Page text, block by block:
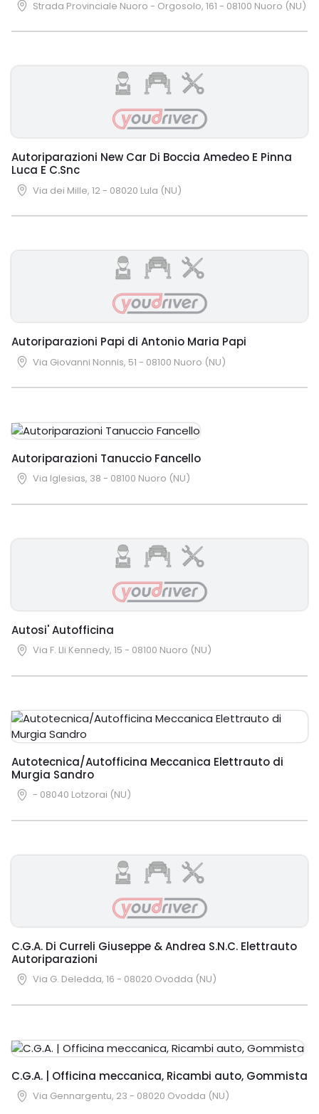
Strada Provinciale Nuoro - Orgosolo, 161 - 08100 Nuoro (NU)
Autoriparazioni New Car Di Boccia Amedeo E Pinna
Luca E C.Snc
Via dei Mille, 12 - 08020 Lula (NU)
Autoriparazioni Papi di Antonio Maria Papi
Via Giovanni Nonnis, 51 - 08100 Nuoro (NU)
Autoriparazioni Tanuccio Fancello
Via Iglesias, 38 - 08100 Nuoro (NU)
Autosi' Autofficina
Via F. Lli Kennedy, 15 - 08100 Nuoro (NU)
Autotecnica/Autofficina Meccanica Elettrauto di
Murgia Sandro
- 08040 Lotzorai (NU)
C.G.A. Di Curreli Giuseppe & Andrea S.N.C. Elettrauto
Autoriparazioni
Via G. Deledda, 16 - 08020 Ovodda (NU)
C.G.A. | Officina meccanica, Ricambi auto, Gommista
Via Gennargentu, 23 - 08020 Ovodda (NU)